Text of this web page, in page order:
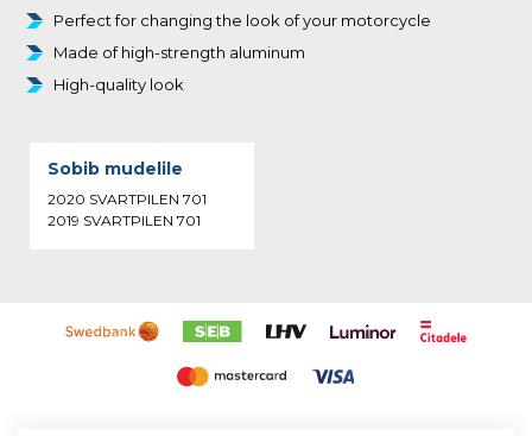
Perfect for changing the look of your motorcycle
Made of high-strength aluminum
High-quality look
Sobib mudelile
2020 SVARTPILEN 701
2019 SVARTPILEN 701